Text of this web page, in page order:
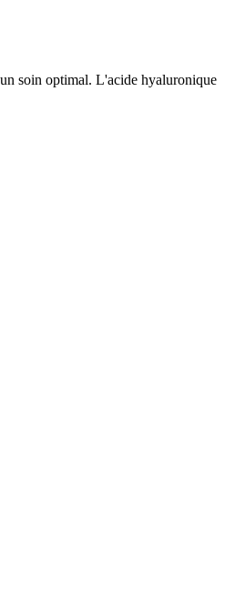
soin optimal. L'acide hyaluronique